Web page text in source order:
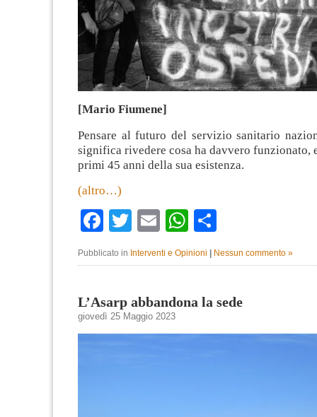
[Mario Fiumene]
Pensare al futuro del servizio sanitario
significa rivedere cosa ha davvero funzionato,
primi 45 anni della sua esistenza.
(altro…)
Facebook
TwitterEmailWhatsApp
Pubblicato in Interventi e Opinioni Nessun commento »
L’Asarp abbandona la sede
giovedì 25 Maggio 2023